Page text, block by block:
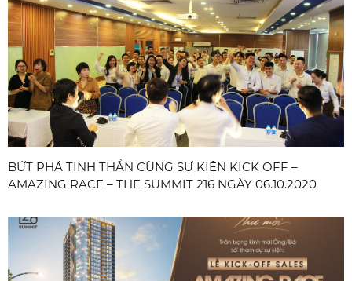
BỨT PHÁ TINH THẦN CÙNG SỰ KIỆN KICK OFF –
AMAZING RACE – THE SUMMIT 216 NGÀY 06.10.2020